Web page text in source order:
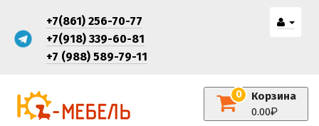
+7(861) 256-70-77
+7(918) 339-60-81
+7 (988) 589-79-11
Корзина
0
0.00